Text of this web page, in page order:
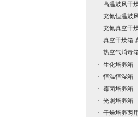
·
高温鼓风干
·
充氮恒温鼓
·
充氮真空干
·
真空干燥箱
·
热空气消毒
·
生化培养箱
·
恒温恒湿箱
·
霉菌培养箱
·
光照培养箱
·
干燥培养两